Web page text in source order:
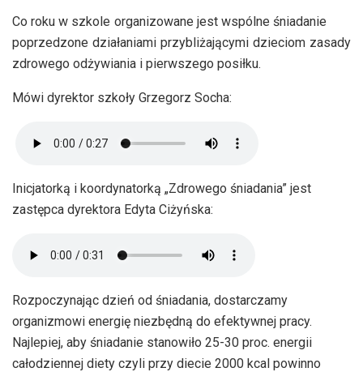
Co roku w szkole organizowane jest wspólne śniadanie
poprzedzone działaniami przybliżającymi dzieciom zasady
zdrowego odżywiania i pierwszego posiłku.
Mówi dyrektor szkoły Grzegorz Socha:
Inicjatorką i koordynatorką „Zdrowego śniadania” jest
zastępca dyrektora Edyta Ciżyńska:
Rozpoczynając dzień od śniadania, dostarczamy
organizmowi energię niezbędną do efektywnej pracy.
Najlepiej, aby śniadanie stanowiło 25-30 proc. energii
całodziennej diety czyli przy diecie 2000 kcal powinno